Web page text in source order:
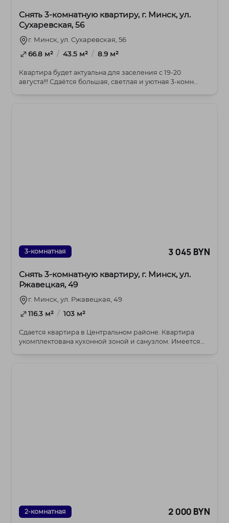
Снять 3-комнатную квартиру, г. Минск, ул.
Сухаревская, 56
г. Минск, ул. Сухаревская, 56
66.8 м² / 43.5 м² / 8.9 м²
Квартира будет актуальна для заселения с 19-20
августа!!! Сдаётся большая, светлая и уютная 3-комн...
3-комнатная 3 045 BYN
Снять 3-комнатную квартиру, г. Минск, ул.
Ржавецкая, 49
г. Минск, ул. Ржавецкая, 49
116.3 м² / 103 м²
Сдается квартира в Центральном районе. Квартира
укомплектована кухонной зоной и санузлом. Имеется
2-комнатная 2 000 BYN